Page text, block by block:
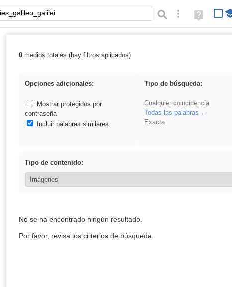
Palabra o frase: Búsqueda avanzada
Ayuda
(en
Resultados de: ies_galileo_galilei
0medios totales (hay filtros aplicados)
Opciones adicionales:
Mostrar protegidos por
contraseña
Incluir palabras similares
Tipo de búsqueda:
Cualquier coincidencia
Todas las palabras
Exacta
Tipo de contenido:
No se ha encontrado ningún resultado.
Por favor, revisa los criterios de búsqueda.